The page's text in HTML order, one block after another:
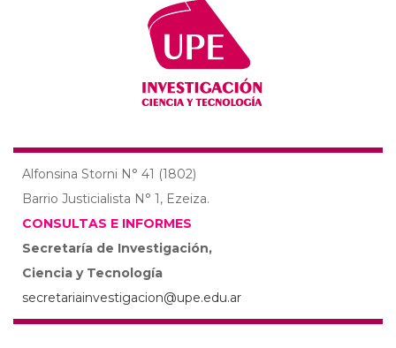
Alfonsina Storni N° 41 (1802)
Barrio Justicialista N° 1, Ezeiza.
CONSULTAS E INFORMES
Secretaría de Investigación,
Ciencia y Tecnología
secretariainvestigacion@upe.edu.ar